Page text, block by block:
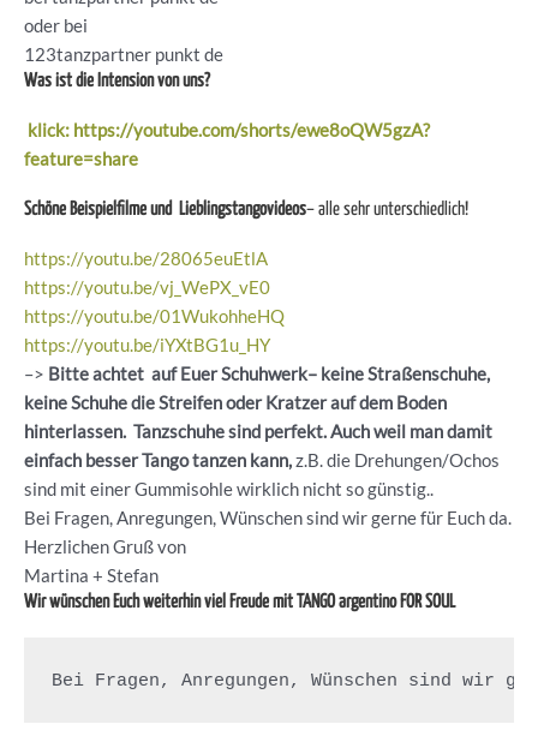
oder bei
123tanzpartner punkt de
Was ist die Intension von uns?
klick: https://youtube.com/shorts/ewe8oQW5gzA?
feature=share
Schöne Beispielfilme und Lieblingstangovideos– alle sehr unterschiedlich!
https://youtu.be/28065euEtlA
https://youtu.be/vj_WePX_vE0
https://youtu.be/01WukohheHQ
https://youtu.be/iYXtBG1u_HY
–> Bitte achtet auf Euer Schuhwerk– keine Straßenschuhe,
keine Schuhe die Streifen oder Kratzer auf dem Boden
hinterlassen. Tanzschuhe sind perfekt. Auch weil man damit
einfach besser Tango tanzen kann,z.B. die Drehungen/Ochos
sind mit einer Gummisohle wirklich nicht so günstig..
Bei Fragen, Anregungen, Wünschen sind wir gerne für Euch da.
Herzlichen Gruß von
Martina + Stefan
Wir wünschen Euch weiterhin viel Freude mit TANGO argentino FOR SOUL
Bei Fragen, Anregungen, Wünschen sind wir